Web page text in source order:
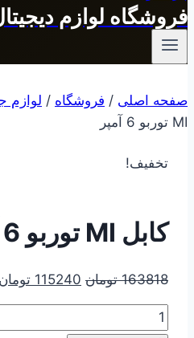
فروشگاه لوازم
صفحه اصلی / فروشگاه / لوازم
MI توربو 6 آمپر
تخفیف!
کابل MI توربو 6 آمپر
163818 تومان قیمت
اصلی
115240 تومان
کابل